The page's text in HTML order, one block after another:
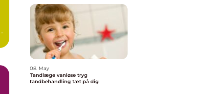
08. May
Tandlæge vanløse tryg
tandbehandling tæt på dig